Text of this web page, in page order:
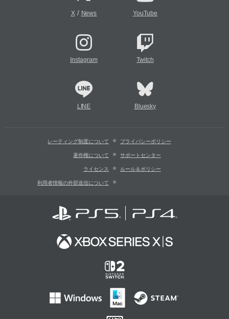
X/ News YouTube
Instagram Twitch
LINE Bluesky
レーティング制度について プライバシーポリシー
著作権について サポートセンター
ライセンス ルール＆ポリシー
利用者情報の外部送信について